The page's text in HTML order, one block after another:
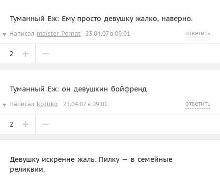
Туманный Еж: Ему просто девушку жалко, наверно.
Написал maister_Pernat 23.04.07 в 09:01 ответить
2
Туманный Еж: он девушкин бойфренд
Написал kotuko 23.04.07 в 09:01 ответить
2
Девушку искренне жаль. Пилку — в семейные
реликвии.